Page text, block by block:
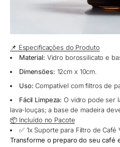
📌 Especificações do Produto
Material: Vidro borossilicato e
Dimensões: 12cm x 10cm.
Uso: Compatível com filtros de
Fácil Limpeza: O vidro pode ser
lava-louças; a base de madeira
📦 Incluído no Pacote
✅ 1x Suporte para Filtro de
Transforme o preparo do seu café